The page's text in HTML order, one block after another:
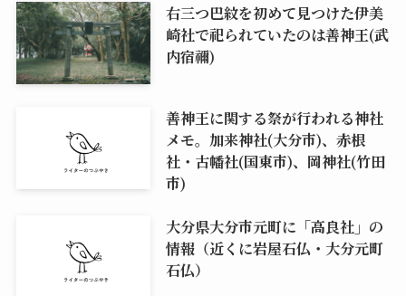
右三つ巴紋を初めて見つけた伊美
崎社で祀られていたのは善神王(武
内宿禰)
善神王に関する祭が行われる神社
メモ。加来神社(大分市)、赤根
社・古幡社(国東市)、岡神社(竹田
市)
大分県大分市元町に「高良社」の
情報（近くに岩屋石仏・大分元町
石仏）